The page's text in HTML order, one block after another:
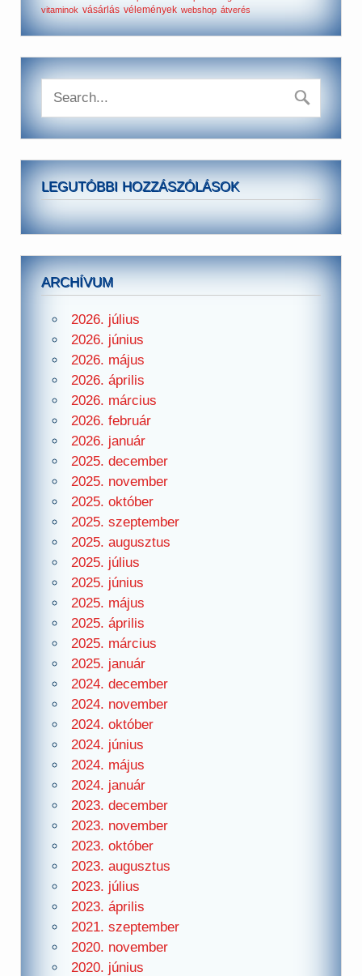
vitaminok vásárlás vélemények webshop átverés
LEGUTÓBBI HOZZÁSZÓLÁSOK
ARCHÍVUM
2026. július
2026. június
2026. május
2026. április
2026. március
2026. február
2026. január
2025. december
2025. november
2025. október
2025. szeptember
2025. augusztus
2025. július
2025. június
2025. május
2025. április
2025. március
2025. január
2024. december
2024. november
2024. október
2024. június
2024. május
2024. január
2023. december
2023. november
2023. október
2023. augusztus
2023. július
2023. április
2021. szeptember
2020. november
2020. június